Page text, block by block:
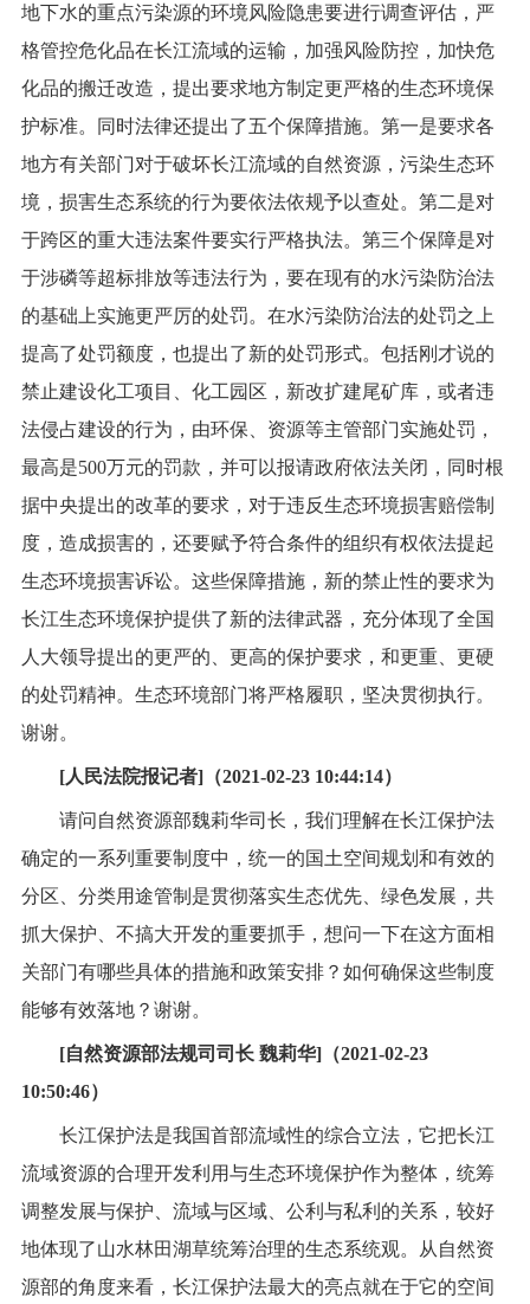
地下水的重点污染源的环境风险隐患要进行调查评估，严
格管控危化品在长江流域的运输，加强风险防控，加快危
化品的搬迁改造，提出要求地方制定更严格的生态环境保
护标准。同时法律还提出了五个保障措施。第一是要求各
地方有关部门对于破坏长江流域的自然资源，污染生态环
境，损害生态系统的行为要依法依规予以查处。第二是对
于跨区的重大违法案件要实行严格执法。第三个保障是对
于涉磷等超标排放等违法行为，要在现有的水污染防治法
的基础上实施更严厉的处罚。在水污染防治法的处罚之上
提高了处罚额度，也提出了新的处罚形式。包括刚才说的
禁止建设化工项目、化工园区，新改扩建尾矿库，或者违
法侵占建设的行为，由环保、资源等主管部门实施处罚，
最高是500万元的罚款，并可以报请政府依法关闭，同时根
据中央提出的改革的要求，对于违反生态环境损害赔偿制
度，造成损害的，还要赋予符合条件的组织有权依法提起
生态环境损害诉讼。这些保障措施，新的禁止性的要求为
长江生态环境保护提供了新的法律武器，充分体现了全国
人大领导提出的更严的、更高的保护要求，和更重、更硬
的处罚精神。生态环境部门将严格履职，坚决贯彻执行。
谢谢。
[人民法院报记者]（2021-02-23 10:44:14）
请问自然资源部魏莉华司长，我们理解在长江保护法
确定的一系列重要制度中，统一的国土空间规划和有效的
分区、分类用途管制是贯彻落实生态优先、绿色发展，共
抓大保护、不搞大开发的重要抓手，想问一下在这方面相
关部门有哪些具体的措施和政策安排？如何确保这些制度
能够有效落地？谢谢。
[自然资源部法规司司长 魏莉华]（2021-02-23
10:50:46）
长江保护法是我国首部流域性的综合立法，它把长江
流域资源的合理开发利用与生态环境保护作为整体，统筹
调整发展与保护、流域与区域、公利与私利的关系，较好
地体现了山水林田湖草统筹治理的生态系统观。从自然资
源部的角度来看，长江保护法最大的亮点就在于它的空间